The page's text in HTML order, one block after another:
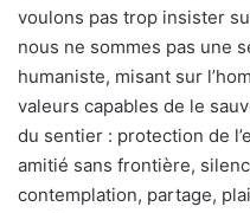
voulons pas trop insister
nous ne sommes pas une
humaniste, misant sur
valeurs capables de le
du sentier : protection de
amitié sans frontière,
contemplation, partage,